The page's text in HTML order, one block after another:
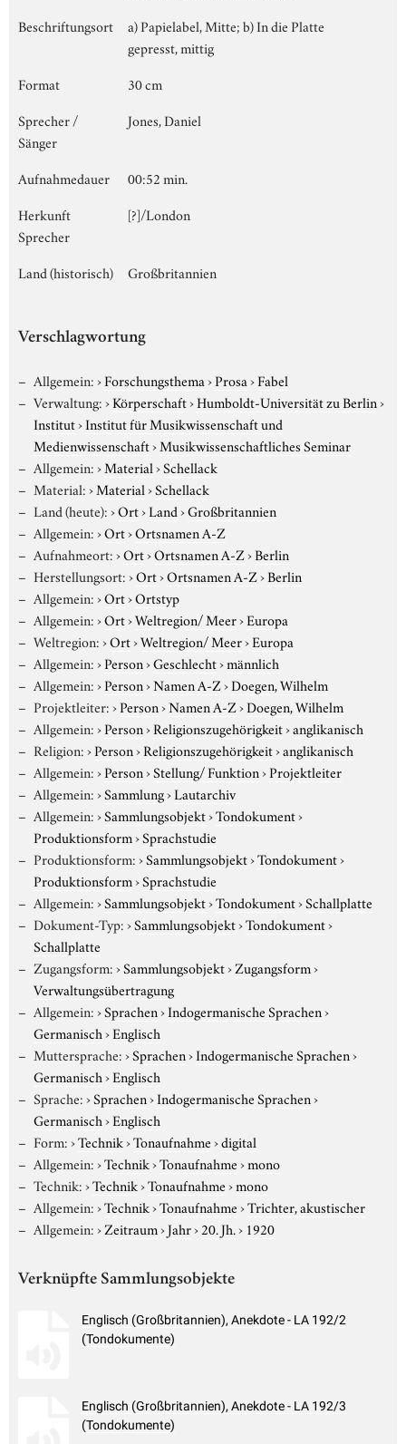
Beschriftungsort
a) Papielabel, Mitte; b) In die Platte
gepresst, mittig
Format
30 cm
Sprecher /
Sänger
Jones, Daniel
Aufnahmedauer
00:52 min.
Herkunft
Sprecher
[?]/London
Land (historisch) Großbritannien
Verschlagwortung
Allgemein:›Forschungsthema›Prosa›Fabel
Verwaltung:›Körperschaft›Humboldt-Universität zu Berlin›
Institut›Institut für Musikwissenschaft und
Medienwissenschaft›Musikwissenschaftliches Seminar
Allgemein:›Material›Schellack
Material:›Material›Schellack
Land (heute):›Ort›Land›Großbritannien
Allgemein:›Ort›Ortsnamen A-Z
Aufnahmeort:›Ort›Ortsnamen A-Z›Berlin
Herstellungsort:›Ort›Ortsnamen A-Z›Berlin
Allgemein:›Ort›Ortstyp
Allgemein:›Ort›Weltregion/ Meer›Europa
Weltregion:›Ort›Weltregion/ Meer›Europa
Allgemein:›Person›Geschlecht›männlich
Allgemein:›Person›Namen A-Z›Doegen, Wilhelm
Projektleiter:›Person›Namen A-Z›Doegen, Wilhelm
Allgemein:›Person›Religionszugehörigkeit›anglikanisch
Religion:›Person›Religionszugehörigkeit›anglikanisch
Allgemein:›Person›Stellung/ Funktion›Projektleiter
Allgemein:›Sammlung›Lautarchiv
Allgemein:›Sammlungsobjekt›Tondokument›
Produktionsform›Sprachstudie
Produktionsform:›Sammlungsobjekt›Tondokument›
Produktionsform›Sprachstudie
Allgemein:›Sammlungsobjekt›Tondokument›Schallplatte
Dokument-Typ:›Sammlungsobjekt›Tondokument›
Schallplatte
Zugangsform:›Sammlungsobjekt›Zugangsform›
Verwaltungsübertragung
Allgemein:›Sprachen›Indogermanische Sprachen›
Germanisch›Englisch
Muttersprache:›Sprachen›Indogermanische Sprachen›
Germanisch›Englisch
Sprache:›Sprachen›Indogermanische Sprachen›
Germanisch›Englisch
Form:›Technik›Tonaufnahme›digital
Allgemein:›Technik›Tonaufnahme›mono
Technik:›Technik›Tonaufnahme›mono
Allgemein:›Technik›Tonaufnahme›Trichter, akustischer
Allgemein:›Zeitraum›Jahr›20. Jh.› 1920
Verknüpfte Sammlungsobjekte
Englisch (Großbritannien), Anekdote - LA 192/2
(Tondokumente)
Englisch (Großbritannien), Anekdote - LA 192/3
(Tondokumente)